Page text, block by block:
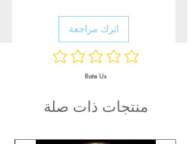
اترك مراجعة
Rate Us
منتجات ذات صلة